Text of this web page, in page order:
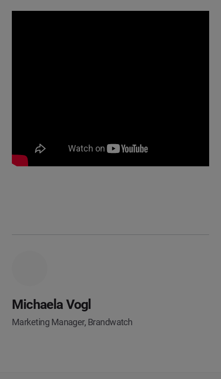
Michaela Vogl
Marketing Manager, Brandwatch